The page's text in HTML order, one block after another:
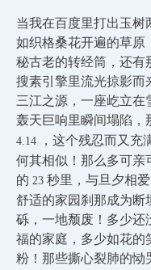
当我在百度里打出玉树
如织格桑花开遍的草原
秘古老的转经筒，还有
搜素引擎里流光掠影而
三江之源，一座屹立在
轰天巨响里瞬间塌陷，
4.14
，这个残忍而又充
何其相似！那么多可亲
的 23 秒里，与旦夕相
舒适的家园刹那成为断
砾，一地颓废！多少还
福的家庭，多少如花的
粉！那些撕心裂肺的恸